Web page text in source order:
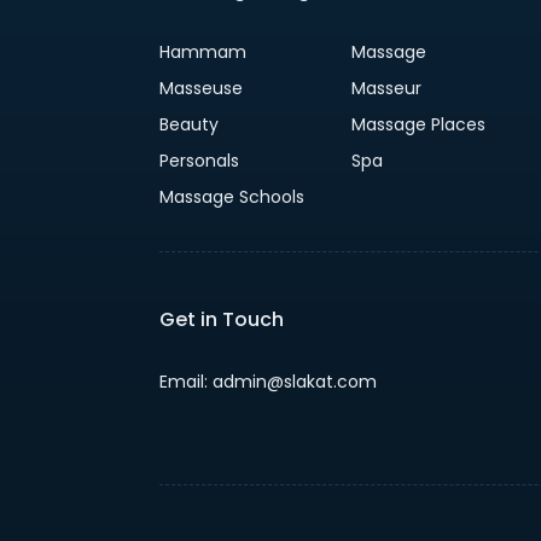
Hammam
Massage
Masseuse
Masseur
Beauty
Massage Places
Personals
Spa
Massage Schools
Get in Touch
Email: admin@slakat.com